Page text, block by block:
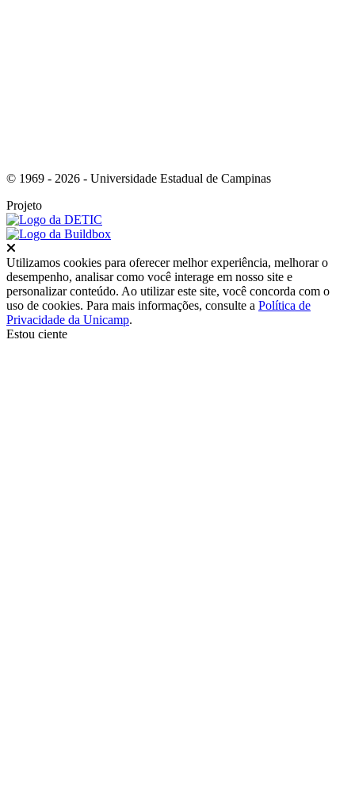
© 1969 - 2026 - Universidade Estadual de Campinas
Projeto
Utilizamos cookies para oferecer melhor experiência, melhorar o
desempenho, analisar como você interage em nosso site e
personalizar conteúdo. Ao utilizar este site, você concorda com o
uso de cookies. Para mais informações, consulte a Política de
Privacidade da Unicamp.
Estou ciente